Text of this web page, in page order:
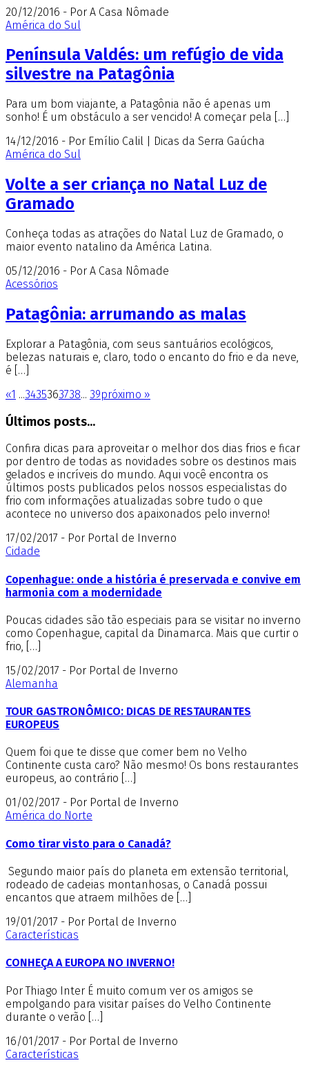
20/12/2016 - Por A Casa Nômade
América do Sul
Península Valdés: um refúgio de vida
silvestre na Patagônia
Para um bom viajante, a Patagônia não é apenas um
sonho! É um obstáculo a ser vencido! A começar pela […]
14/12/2016 - Por Emílio Calil | Dicas da Serra Gaúcha
América do Sul
Volte a ser criança no Natal Luz de
Gramado
Conheça todas as atrações do Natal Luz de Gramado, o
maior evento natalino da América Latina.
05/12/2016 - Por A Casa Nômade
Acessórios
Patagônia: arrumando as malas
Explorar a Patagônia, com seus santuários ecológicos,
belezas naturais e, claro, todo o encanto do frio e da neve,
é […]
«1 ...3435363738... 39próximo »
Últimos posts...
Confira dicas para aproveitar o melhor dos dias frios e ficar
por dentro de todas as novidades sobre os destinos mais
gelados e incríveis do mundo. Aqui você encontra os
últimos posts publicados pelos nossos especialistas do
frio com informações atualizadas sobre tudo o que
acontece no universo dos apaixonados pelo inverno!
17/02/2017 - Por Portal de Inverno
Cidade
Copenhague: onde a história é preservada e convive em
harmonia com a modernidade
Poucas cidades são tão especiais para se visitar no inverno
como Copenhague, capital da Dinamarca. Mais que curtir o
frio, […]
15/02/2017 - Por Portal de Inverno
Alemanha
TOUR GASTRONÔMICO: DICAS DE RESTAURANTES
EUROPEUS
Quem foi que te disse que comer bem no Velho
Continente custa caro? Não mesmo! Os bons restaurantes
europeus, ao contrário […]
01/02/2017 - Por Portal de Inverno
América do Norte
Como tirar visto para o Canadá?
Segundo maior país do planeta em extensão territorial,
rodeado de cadeias montanhosas, o Canadá possui
encantos que atraem milhões de […]
19/01/2017 - Por Portal de Inverno
Características
CONHEÇA A EUROPA NO INVERNO!
Por Thiago Inter É muito comum ver os amigos se
empolgando para visitar países do Velho Continente
durante o verão […]
16/01/2017 - Por Portal de Inverno
Características